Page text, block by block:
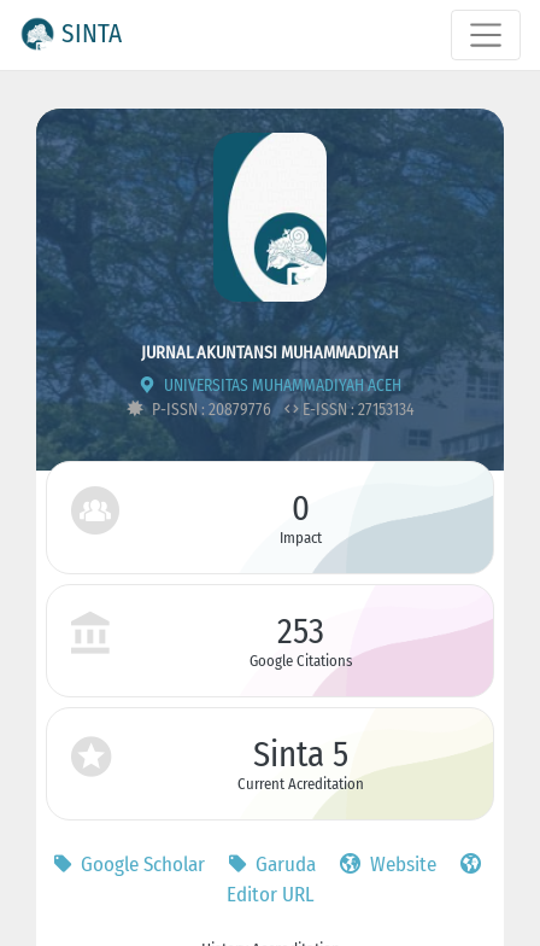
SINTA
JURNAL AKUNTANSI MUHAMMADIYAH
UNIVERSITAS MUHAMMADIYAH ACEH
P-ISSN : 20879776
E-ISSN : 27153134
0
Impact
253
Google Citations
Sinta 5
Current Acreditation
Google Scholar Garuda
Website
Editor URL